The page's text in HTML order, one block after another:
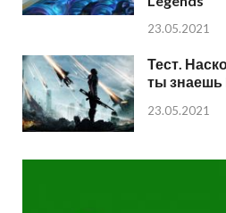
23.05.2021
Тест.
ты знаешь
23.05.2021